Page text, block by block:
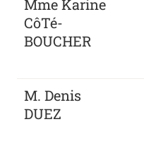
Mme Karine
CôTé-
BOUCHER
M. Denis
DUEZ